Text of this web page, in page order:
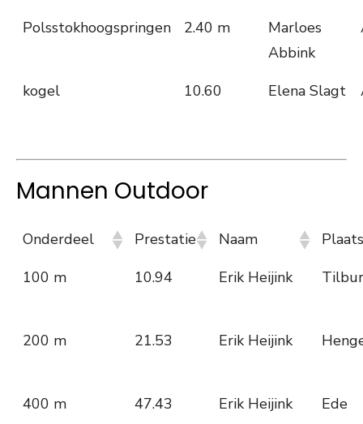
Polsstokhoogspringen 2.40 m
Marloes
Abbink
kogel 10.60 Elena Slagt
Mannen Outdoor
Onderdeel Prestatie Naam
Plaats
100 m
10.94 Erik Heijink
200 m 21.53 Erik Heijink
400 m 47.43 Erik Heijink Ede